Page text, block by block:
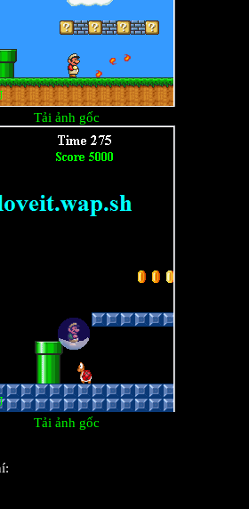
Tải ảnh gốc
Tải ảnh gốc